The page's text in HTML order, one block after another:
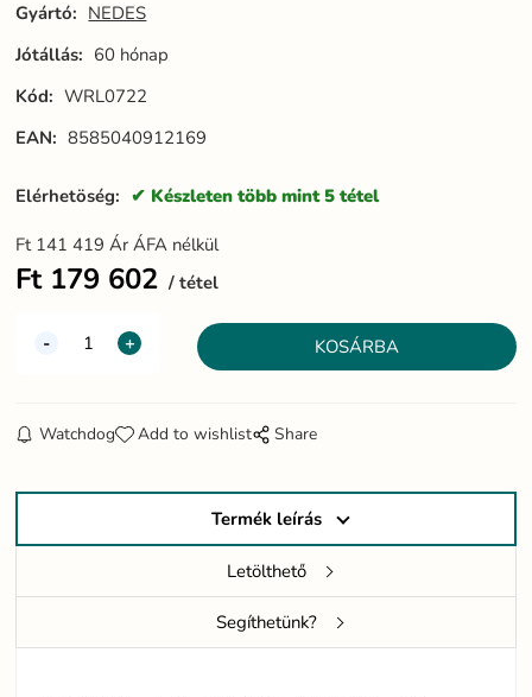
Gyártó: NEDES
Jótállás: 60 hónap
Kód: WRL0722
EAN: 8585040912169
Elérhetöség: Készleten több mint 5 tétel
Ft 141 419 Ár ÁFA nélkül
Ft 179 602 tétel
Watchdog Add to wishlist Share
Termék leírás
Letölthető
Segíthetünk?